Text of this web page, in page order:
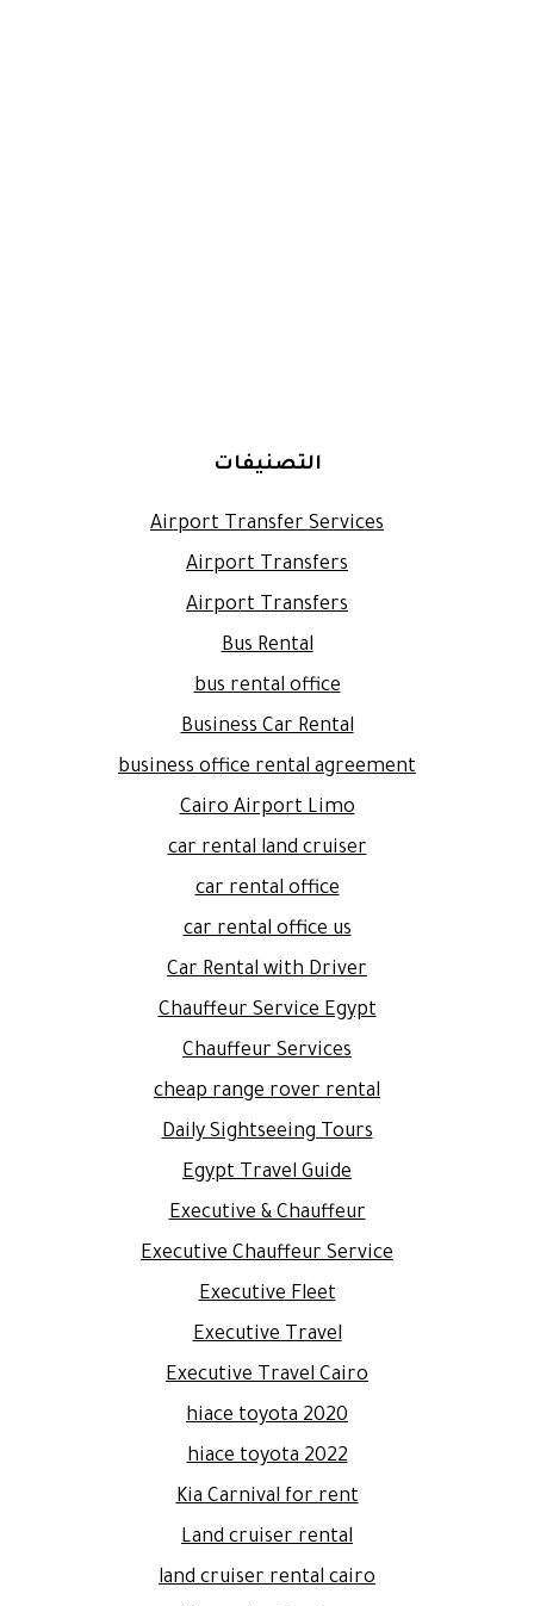
التصنيفات
Airport Transfer Services
Airport Transfers
Airport Transfers
Bus Rental
bus rental office
Business Car Rental
business office rental agreement
Cairo Airport Limo
car rental land cruiser
car rental office
car rental office us
Car Rental with Driver
Chauffeur Service Egypt
Chauffeur Services
cheap range rover rental
Daily Sightseeing Tours
Egypt Travel Guide
Executive & Chauffeur
Executive Chauffeur Service
Executive Fleet
Executive Travel
Executive Travel Cairo
hiace toyota 2020
hiace toyota 2022
Kia Carnival for rent
Land cruiser rental
land cruiser rental cairo